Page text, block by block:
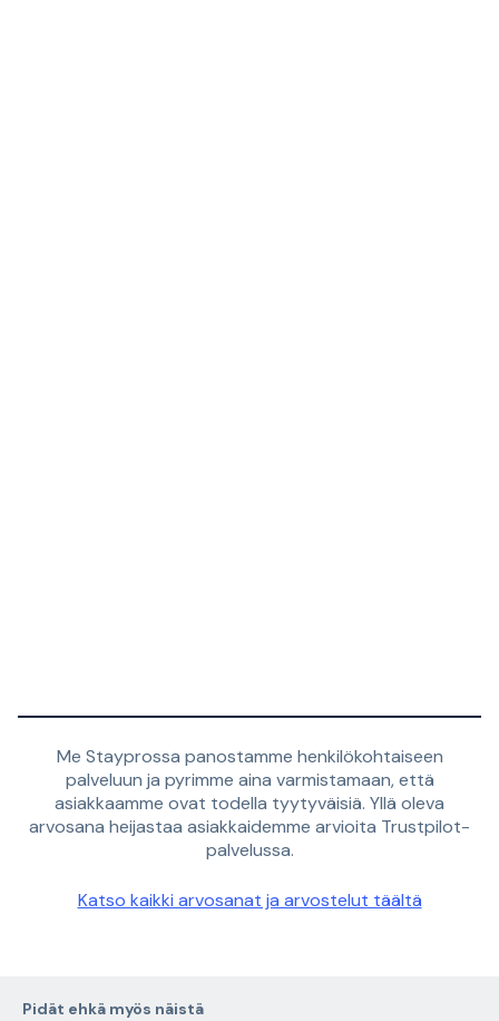
Me Stayprossa panostamme henkilökohtaiseen
palveluun ja pyrimme aina varmistamaan, että
asiakkaamme ovat todella tyytyväisiä. Yllä oleva
arvosana heijastaa asiakkaidemme arvioita Trustpilot-
palvelussa.
Katso kaikki arvosanat ja arvostelut täältä
Pidät ehkä myös näistä